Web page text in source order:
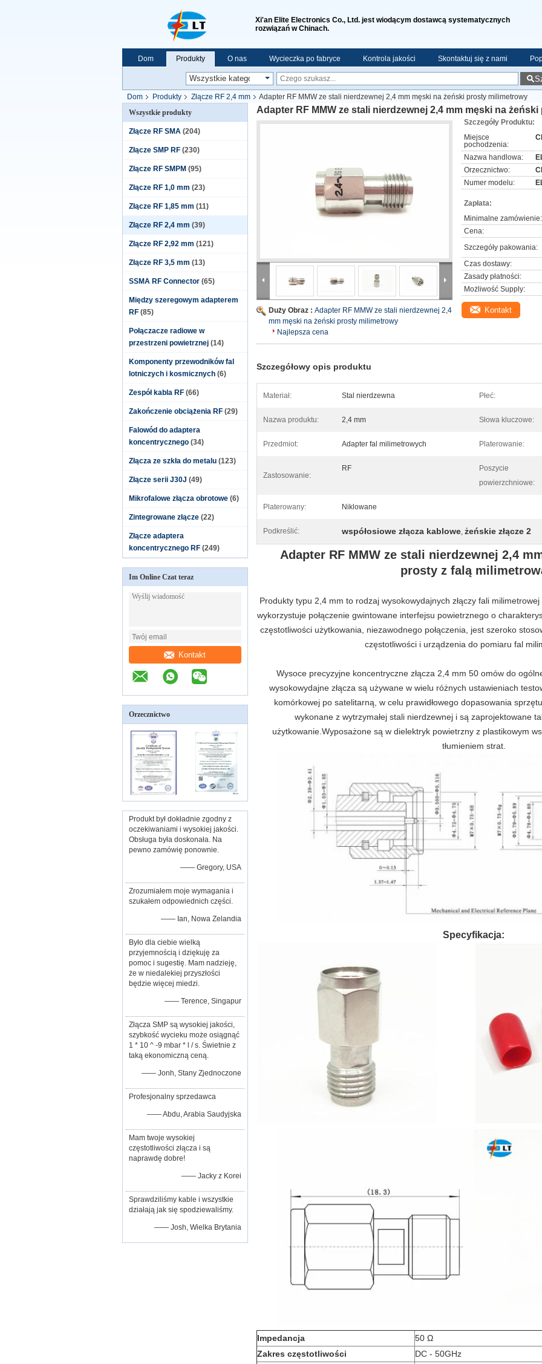
Xi'an Elite Electronics Co., Ltd. jest wiodącym dostawcą systematycznych
rozwiązań w Chinach.
Dom Produkty O nas Wycieczka po fabryce Kontrola jakości Skontaktuj się z nami
Dom Produkty Złącze RF 2,4 mm
Adapter RF MMW ze stali nierdzewnej 2,4 mm męski na żeński prosty milimetrowy
Wszystkie produkty
Złącze RF SMA (204)
Złącze SMP RF (230)
Złącze RF SMPM (95)
Złącze RF 1,0 mm (23)
Złącze RF 1,85 mm (11)
Złącze RF 2,4 mm (39)
Złącze RF 2,92 mm (121)
Złącze RF 3,5 mm (13)
SSMA RF Connector (65)
Między szeregowym adapterem
RF (85)
Połączacze radiowe w
przestrzeni powietrznej (14)
Komponenty przewodników fal
lotniczych i kosmicznych (6)
Zespół kabla RF (66)
Zakończenie obciążenia RF (29)
Falowód do adaptera
koncentrycznego (34)
Złącza ze szkła do metalu (123)
Złącze serii J30J (49)
Mikrofalowe złącza obrotowe (6)
Zintegrowane złącze (22)
Złącze adaptera
koncentrycznego RF (249)
Im Online Czat teraz
Kontakt
Orzecznictwo
Produkt był dokładnie zgodny z
oczekiwaniami i wysokiej jakości.
Obsługa była doskonała. Na
pewno zamówię ponownie.
—— Gregory, USA
Zrozumiałem moje wymagania i
szukałem odpowiednich części.
—— Ian, Nowa Zelandia
Było dla ciebie wielką
przyjemnością i dziękuję za
pomoc i sugestię. Mam nadzieję,
że w niedalekiej przyszłości
będzie więcej miedzi.
—— Terence, Singapur
Złącza SMP są wysokiej jakości,
szybkość wycieku może osiągnąć
1 * 10 ^ -9 mbar * l / s. Świetnie z
taką ekonomiczną ceną.
—— Jonh, Stany Zjednoczone
Profesjonalny sprzedawca
—— Abdu, Arabia Saudyjska
Mam twoje wysokiej
częstotliwości złącza i są
naprawdę dobre!
—— Jacky z Korei
Sprawdziliśmy kable i wszystkie
działają jak się spodziewaliśmy.
—— Josh, Wielka Brytania
Adapter RF MMW ze stali nierdzewnej 2,4 mm męski na
Duży Obraz : Adapter RF MMW ze stali nierdzewnej 2,4
mm męski na żeński prosty milimetrowy
Najlepsza cena
Szczegóły Produktu:
Miejsce
pochodzenia:
Nazwa handlowa:
Orzecznictwo:
Numer modelu:
Zapłata:
Minimalne zamówienie:
Cena:
Szczegóły pakowania:
Czas dostawy:
Zasady płatności:
Możliwość Supply:
Kontakt
Szczegółowy opis produktu
Materiał: Stal nierdzewna Płeć:
Nazwa produktu: 2,4 mm Słowa kluczowe:
Przedmiot: Adapter fal milimetrowych Platerowanie:
Zastosowanie:
RF
Poszycie
powierzchniowe:
Platerowany: Niklowane
Podkreślić: współosiowe złącza kablowe, żeńskie złącze 2
Adapter RF MMW ze stali nierdzewnej 2,4
prosty z falą
Produkty typu 2,4 mm to rodzaj wysokowydajnych złączy fali
wykorzystuje połączenie gwintowane interfejsu powietrznego o
częstotliwości użytkowania, niezawodnego połączenia, jest szeroko
częstotliwości i urządzenia do pomiaru fal
Wysoce precyzyjne koncentryczne złącza 2,4 mm 50 omów do
wysokowydajne złącza są używane w wielu różnych ustawieniach
komórkowej po satelitarną, w celu prawidłowego dopasowania
wykonane z wytrzymałej stali nierdzewnej i są zaprojektowane
użytkowanie.Wyposażone są w dielektryk powietrzny z plastikowym
tłumieniem strat.
Specyfikacja:
Impedancja
50 Ω
Zakres częstotliwości
DC - 50GHz